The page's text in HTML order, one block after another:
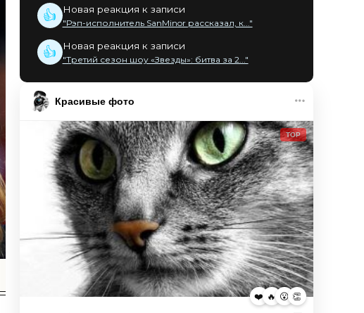
👍 Новая реакция к записи
"Рэп-исполнитель SanMinor рассказал, к..."
👍 Новая реакция к записи
"Третий сезон шоу «Звезды»: битва за 2..."
Красивые фото
TOP
❤️ 🔥 😮 👏